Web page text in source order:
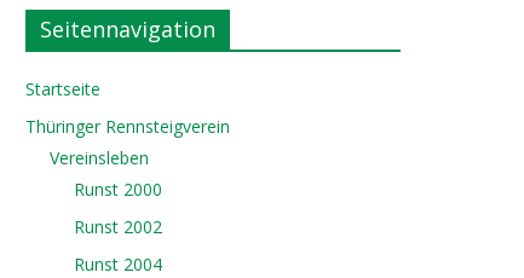
Seitennavigation
Startseite
Thüringer Rennsteigverein
Vereinsleben
Runst 2000
Runst 2002
Runst 2004